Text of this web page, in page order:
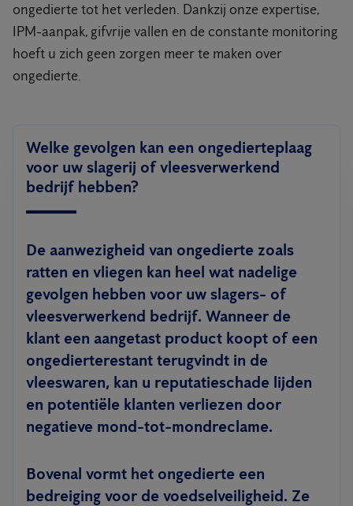
ongedierte tot het verleden. Dankzij onze expertise,
IPM-aanpak, gifvrije vallen en de constante monitoring
hoeft u zich geen zorgen meer te maken over
ongedierte.
Welke gevolgen kan een ongedierteplaag
voor uw slagerij of vleesverwerkend
bedrijf hebben?
De aanwezigheid van ongedierte zoals
ratten en vliegen kan heel wat nadelige
gevolgen hebben voor uw slagers- of
vleesverwerkend bedrijf. Wanneer de
klant een aangetast product koopt of een
ongedierterestant terugvindt in de
vleeswaren, kan u reputatieschade lijden
en potentiële klanten verliezen door
negatieve mond-tot-mondreclame.
Bovenal vormt het ongedierte een
bedreiging voor de voedselveiligheid. Ze